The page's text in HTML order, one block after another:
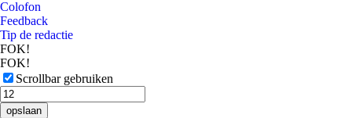
Colofon
Feedback
Tip de redactie
FOK!
FOK!
Scrollbar gebruiken
opslaan